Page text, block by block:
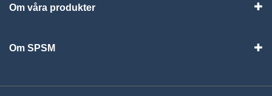
Om våra produkter
Om SPSM